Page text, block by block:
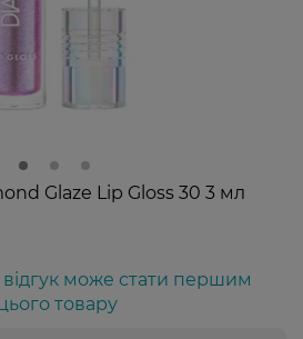
Glaze Lip Gloss 30 3 мл
може стати першим
товару